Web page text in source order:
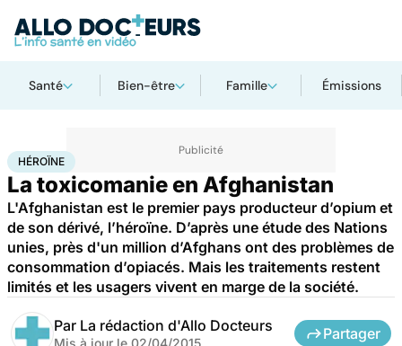
Santé Bien-être Famille Émissions
AccueilSanté
HÉROÏNE
La toxicomanie en Afghanistan
L'Afghanistan est le premier pays producteur d’opium et
de son dérivé, l’héroïne. D’après une étude des Nations
unies, près d'un million d’Afghans ont des problèmes de
consommation d’opiacés. Mais les traitements restent
limités et les usagers vivent en marge de la société.
Par La rédaction d'Allo Docteurs
Mis à jour le 02/04/2015
Partager